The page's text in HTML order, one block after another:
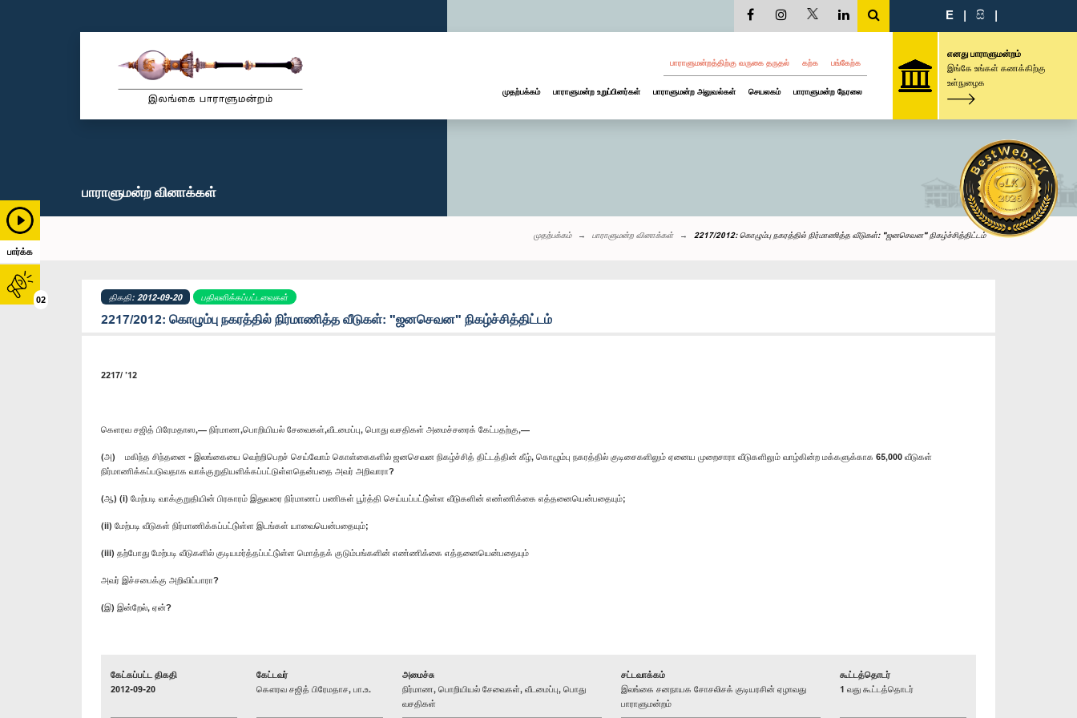
பார்க்க
02
E | සි |
பாராளுமன்றத்திற்கு வருகை தருதல் கற்க பங்கேற்க
முதற்பக்கம் பாராளுமன்ற உறுப்பினர்கள் பாராளுமன்ற அலுவல்கள் செயலகம் பாராளுமன்ற நேரலை
எனது பாராளுமன்றம்
இங்கே உங்கள் கணக்கிற்கு
உள்நுழைக
பாராளுமன்ற வினாக்கள்
முதற்பக்கம் பாராளுமன்ற வினாக்கள் 2217/2012: கொழும்பு நகரத்தில் நிர்மாணித்த வீடுகள்: "ஜனசெவன" நிகழ்ச்சித்திட்டம்
திகதி: 2012-09-20 பதிலளிக்கப்பட்டவைகள்
2217/2012: கொழும்பு நகரத்தில் நிர்மாணித்த வீடுகள்: "ஜனசெவன" நிகழ்ச்சித்திட்டம்
2217/ ’12
கெளரவ சஜித் பிரேமதாஸ,— நிர்மாண,பொறியியல் சேவைகள்,வீடமைப்பு, பொது வசதிகள் அமைச்சரைக் கேட்பதற்கு,—
(அ) மகிந்த சிந்தனை - இலங்கையை வெற்றிபெறச் செய்வோம் கொள்கைகளில் ஜனசெவன நிகழ்ச்சித் திட்டத்தின் கீழ், கொழும்பு நகரத்தில் குடிசைகளிலும் ஏனைய முறைசாரா வீடுகளிலும் வாழ்கின்ற மக்களுக்காக 65,000 வீடுகள்
நிர்மாணிக்கப்படுவதாக வாக்குறுதியளிக்கப்பட்டுள்ளதென்பதை அவர் அறிவாரா?
(ஆ) (i) மேற்படி வாக்குறுதியின் பிரகாரம் இதுவரை நிர்மாணப் பணிகள் பூர்த்தி செய்யப்பட்டு்ள்ள வீடுகளின் எண்ணிக்கை எத்தனையென்பதையும்;
(ii) மேற்படி வீடுகள் நிர்மாணிக்கப்பட்டு்ள்ள இடங்கள் யாவையென்பதையும்;
(iii) தற்போது மேற்படி வீடுகளில் குடியமர்த்தப்பட்டு்ள்ள மொத்தக் குடும்பங்களின் எண்ணிக்கை எத்தனையென்பதையும்
அவர் இச்சபைக்கு அறிவிப்பாரா?
(இ) இன்றேல், ஏன்?
கேட்கப்பட்ட திகதி
2012-09-20
கேட்டவர்
கௌரவ சஜித் பிரேமதாச, பா.உ.
அமைச்சு
நிர்மாண, பொறியியல் சேவைகள், வீடமைப்பு, பொது
வசதிகள்
சட்டவாக்கம்
இலங்கை சனநாயக சோசலிசக் குடியரசின் ஏழாவது
பாராளுமன்றம்
கூட்டத்தொடர்
1 வது கூட்டத்தொடர்